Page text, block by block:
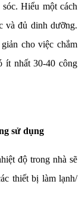
Hiểu một cách
và đủ dinh dưỡng.
cho việc chắm
ít nhất 30-40 công
sử dụng
độ trong nhà sẽ
thiết bị làm lạnh/